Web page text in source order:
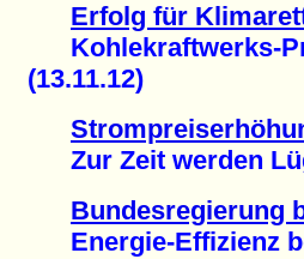
Erfolg für
Kohlekraftwerks-
(13.11.12)
Zur Zeit werden
Bundesregierung
Energie-Effizienz